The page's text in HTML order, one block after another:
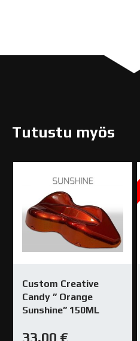
Tutustu myös
Custom Creative
Candy ” Orange
Sunshine” 150ML
33,00 €